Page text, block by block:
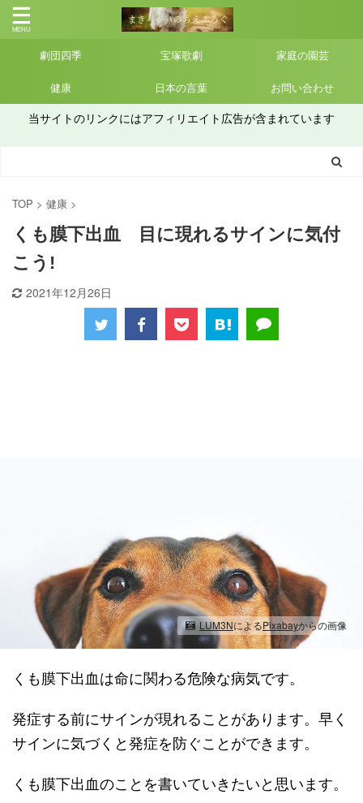
劇団四季 宝塚歌劇 家庭の園芸
健康 日本の言葉 お問い合わせ
当サイトのリンクにはアフィリエイト広告が含まれています
TOP > 健康 >
くも膜下出血 目に現れるサインに気付
こう!
2021年12月26日
LUM3NによるPixabayからの画像
くも膜下出血は命に関わる危険な病気です。
発症する前にサインが現れることがあります。早く
サインに気づくと発症を防ぐことができます。
くも膜下出血のことを書いていきたいと思います。